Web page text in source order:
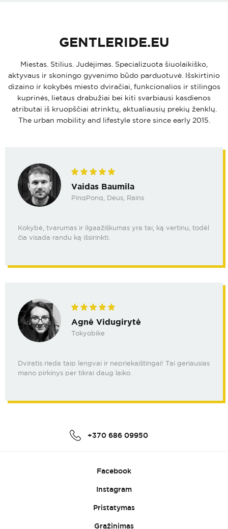
GENTLERIDE.EU
Miestas. Stilius. Judėjimas. Specializuota šiuolaikiško,
aktyvaus ir skoningo gyvenimo būdo parduotuvė. Išskirtinio
dizaino ir kokybės miesto dviračiai, funkcionalios ir stilingos
kuprinės, lietaus drabužiai bei kiti svarbiausi kasdienos
atributai iš kruopščiai atrinktų, aktualiausių prekių ženklų.
The urban mobility and lifestyle store since early 2015.
Vaidas Baumila
PinqPonq, Deus, Rains
Kokybė, tvarumas ir ilgaažiškumas yra tai, ką vertinu, todėl
čia visada randu ką išsirinkti.
Agnė Vidugirytė
Tokyobike
Dviratis rieda taip lengvai ir nepriekaištingai! Tai geriausias
mano pirkinys per tikrai daug laiko.
+370 686 09950
Facebook
Instagram
Pristatymas
Grąžinimas